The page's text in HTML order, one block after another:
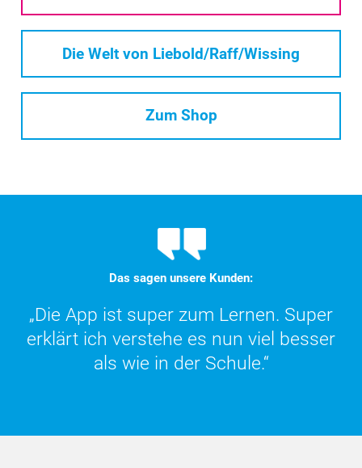
Die Welt von Liebold/Raff/Wissing
Zum Shop
Das sagen unsere Kunden:
„DER Online-Kommentar ist wirklich
praktisch und super übersichtlich. Eine
große Hilfe!“
„Die App ist super zum Lernen. Super
erklärt ich verstehe es nun viel besser
als wie in der Schule.“